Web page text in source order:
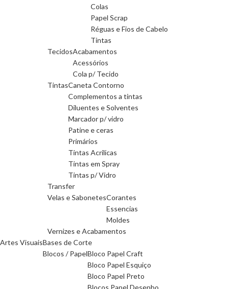
Colas
Papel Scrap
Réguas e Fios de Cabelo
Tintas
TecidosAcabamentos
Acessórios
Cola p/ Tecido
TintasCaneta Contorno
Complementos a tintas
Diluentes e Solventes
Marcador p/ vidro
Patine e ceras
Primários
Tintas Acrilicas
Tintas em Spray
Tintas p/ Vidro
Transfer
Velas e SabonetesCorantes
Essencias
Moldes
Vernizes e Acabamentos
Artes VisuaisBases de Corte
Blocos / PapelBloco Papel Craft
Bloco Papel Esquiço
Bloco Papel Preto
Blocos Papel Desenho